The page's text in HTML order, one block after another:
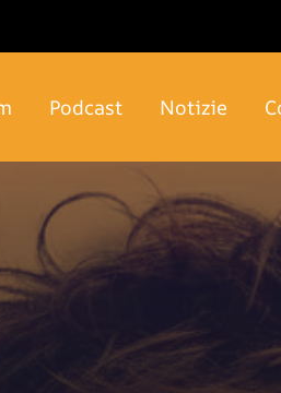
Podcast Notizie